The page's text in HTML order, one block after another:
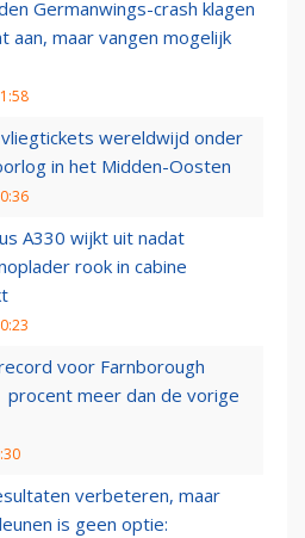
Germanwings-crash klagen
aan, maar vangen mogelijk
wereldwijd onder
in het Midden-Oosten
A330 wijkt uit nadat
rook in cabine
voor Farnborough
procent meer dan de vorige
verbeteren, maar
is geen optie: